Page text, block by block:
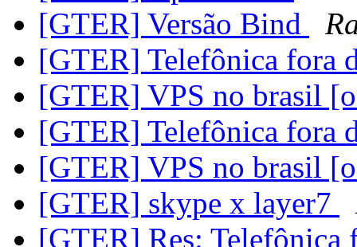
[GTER] Versão Bind
[GTER] Telefônica fora
[GTER] VPS no brasil
[GTER] Telefônica fora
[GTER] VPS no brasil
[GTER] skype x layer7
[GTER] Res: Telefônica